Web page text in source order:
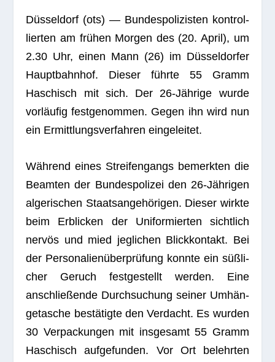
Düs­sel­dorf (ots) — Bun­des­po­li­zis­ten kon­trol­
lier­ten am frü­hen Mor­gen des (20. April), um
2.30 Uhr, einen Mann (26) im Düs­sel­dor­fer
Haupt­bahn­hof. Die­ser führte 55 Gramm
Haschisch mit sich. Der 26-Jäh­rige wurde
vor­läu­fig fest­ge­nom­men. Gegen ihn wird nun
ein Ermitt­lungs­ver­fah­ren eingeleitet.
Wäh­rend eines Strei­fen­gangs bemerk­ten die
Beam­ten der Bun­des­po­li­zei den 26-Jäh­ri­gen
alge­ri­schen Staats­an­ge­hö­ri­gen. Die­ser wirkte
beim Erbli­cken der Uni­for­mier­ten sicht­lich
ner­vös und mied jeg­li­chen Blick­kon­takt. Bei
der Per­so­na­li­en­über­prü­fung konnte ein süß­li­
cher Geruch fest­ge­stellt wer­den. Eine
anschlie­ßende Durch­su­chung sei­ner Umhän­
ge­ta­sche bestä­tigte den Ver­dacht. Es wur­den
30 Ver­pa­ckun­gen mit ins­ge­samt 55 Gramm
Haschisch auf­ge­fun­den. Vor Ort belehr­ten